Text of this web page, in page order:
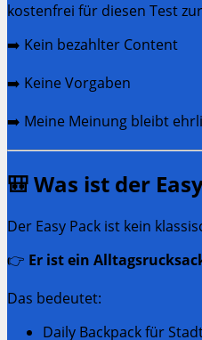
kostenfrei für diesen Test
➡️ Kein bezahlter Content
➡️ Keine Vorgaben
➡️ Meine Meinung bleibt
🎒 Was ist der
Der Easy Pack ist kein
👉 Er ist ein
Das bedeutet:
Daily Backpack für